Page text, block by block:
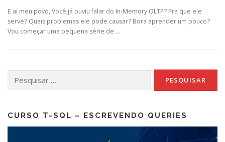
E aí meu povo, Você já ouviu falar do In-Memory OLTP? Pra que ele
serve? Quais problemas ele pode causar? Bora aprender um pouco?
Vou começar uma pequena série de …
por:
CURSO T-SQL – ESCREVENDO QUERIES